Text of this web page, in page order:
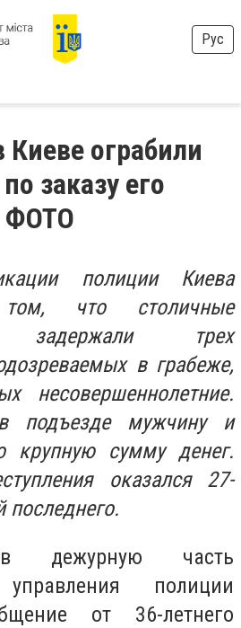
Рус
ограбили
заказу его
ФОТО
полиции Киева
что столичные
задержали трех
в грабеже,
несовершеннолетние.
подъезде мужчину и
крупную сумму денег.
оказался 27-
в дежурную часть
полиции
от 36-летнего